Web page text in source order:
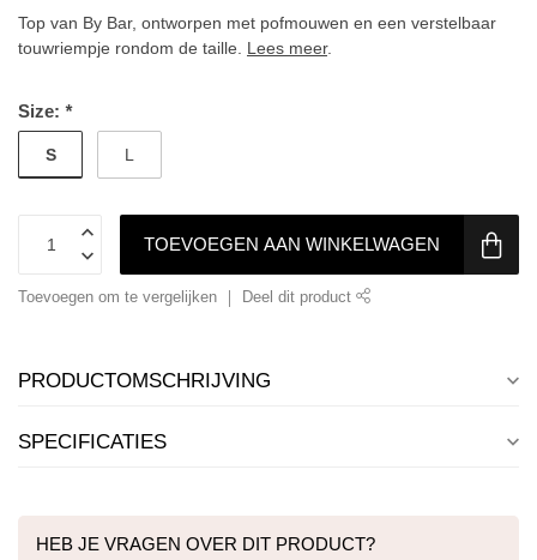
Top van By Bar, ontworpen met pofmouwen en een verstelbaar
touwriempje rondom de taille. Lees meer.
Size: *
S L
TOEVOEGEN AAN WINKELWAGEN
Toevoegen om te vergelijken Deel dit product
PRODUCTOMSCHRIJVING
SPECIFICATIES
HEB JE VRAGEN OVER DIT PRODUCT?